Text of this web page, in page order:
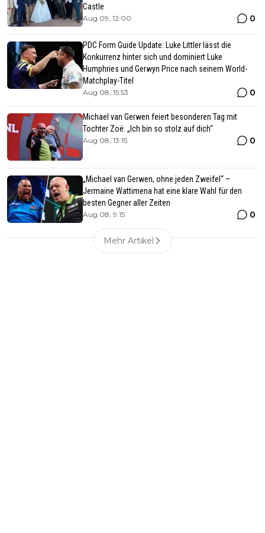
Castle
Aug 09, 12:00 0
PDC Form Guide Update: Luke Littler lässt die
Konkurrenz hinter sich und dominiert Luke
Humphries und Gerwyn Price nach seinem World-
Matchplay-Titel
Aug 08, 15:53 0
Michael van Gerwen feiert besonderen Tag mit
Tochter Zoë: „Ich bin so stolz auf dich“
Aug 08, 13:15 0
„Michael van Gerwen, ohne jeden Zweifel“ –
Jermaine Wattimena hat eine klare Wahl für den
besten Gegner aller Zeiten
Aug 08, 9:15 0
Mehr Artikel